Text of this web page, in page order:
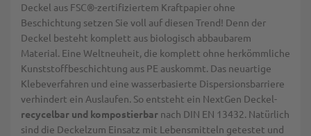
Deckel aus FSC®-zertifiziertem Kraftpapier ohne
Beschichtung setzen Sie voll auf diesen Trend! Denn der
Deckel besteht komplett aus biologisch abbaubarem
Material. Eine Weltneuheit, die komplett ohne herkömmliche
Kunststoffbeschichtung aus PE auskommt. Das neuartige
Klebeverfahren und eine wasserbasierte Dispersionsbarriere
verhindert ein Auslaufen. So entsteht ein NextGen Deckel-
recycelbar und kompostierbar nach DIN EN 13432. Natürlich
sind die Deckelzum Einsatz mit Lebensmitteln getestet und